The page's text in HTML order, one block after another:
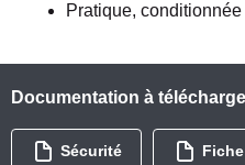
Pratique,
Documentation à
Sécurité